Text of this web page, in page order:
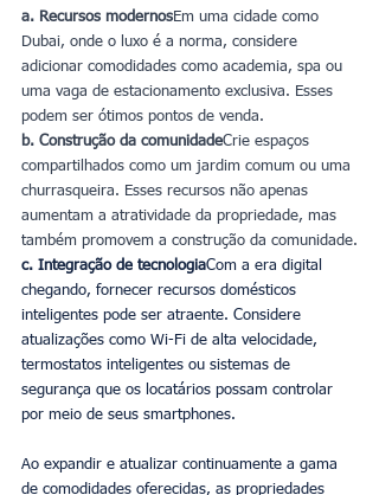
a. Recursos modernosEm uma cidade como
Dubai, onde o luxo é a norma, considere
adicionar comodidades como academia, spa ou
uma vaga de estacionamento exclusiva. Esses
podem ser ótimos pontos de venda.
b. Construção da comunidadeCrie espaços
compartilhados como um jardim comum ou uma
churrasqueira. Esses recursos não apenas
aumentam a atratividade da propriedade, mas
também promovem a construção da comunidade.
c. Integração de tecnologiaCom a era digital
chegando, fornecer recursos domésticos
inteligentes pode ser atraente. Considere
atualizações como Wi-Fi de alta velocidade,
termostatos inteligentes ou sistemas de
segurança que os locatários possam controlar
por meio de seus smartphones.
Ao expandir e atualizar continuamente a gama
de comodidades oferecidas, as propriedades